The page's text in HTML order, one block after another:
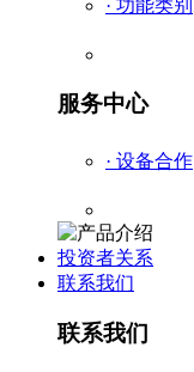
· 功能类别
服务中心
· 设备合作
投资者关系
联系我们
联系我们